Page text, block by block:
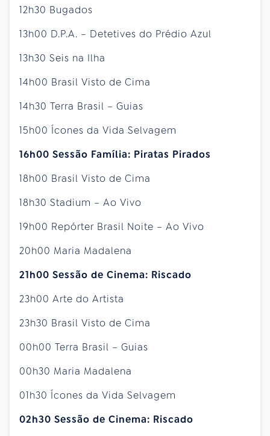
12h30 Bugados
13h00 D.P.A. – Detetives do Prédio Azul
13h30 Seis na Ilha
14h00 Brasil Visto de Cima
14h30 Terra Brasil – Guias
15h00 Ícones da Vida Selvagem
16h00 Sessão Família: Piratas Pirados
18h00 Brasil Visto de Cima
18h30 Stadium – Ao Vivo
19h00 Repórter Brasil Noite – Ao Vivo
20h00 Maria Madalena
21h00 Sessão de Cinema: Riscado
23h00 Arte do Artista
23h30 Brasil Visto de Cima
00h00 Terra Brasil – Guias
00h30 Maria Madalena
01h30 Ícones da Vida Selvagem
02h30 Sessão de Cinema: Riscado